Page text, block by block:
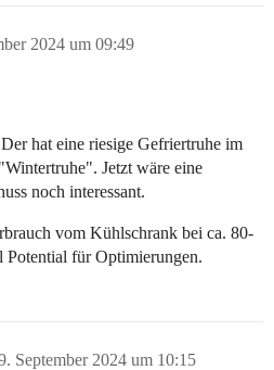
2024 um 09:49
hat eine riesige Gefriertruhe im
Jetzt wäre eine
noch interessant.
vom Kühlschrank bei ca. 80-
für Optimierungen.
September 2024 um 10:15